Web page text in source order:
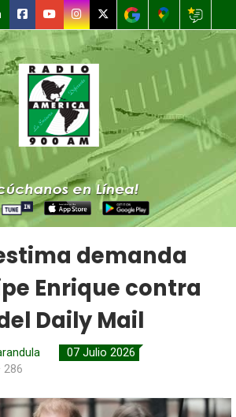
demanda
Enrique contra
Daily Mail
07 Julio 2026
286